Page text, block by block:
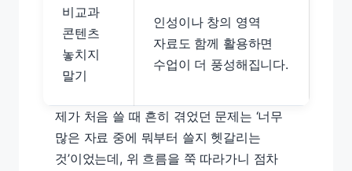
비교과
콘텐츠
놓치지
말기
인성이나 창의 영역
자료도 함께 활용하면
수업이 더 풍성해집니다.
제가 처음 쓸 때 흔히 겪었던 문제는 ‘너무
많은 자료 중에 뭐부터 쓸지 헷갈리는
것’이었는데, 위 흐름을 쭉 따라가니 점차